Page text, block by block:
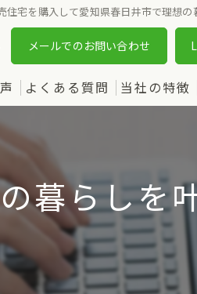
住宅を購入して愛知県春日井市で理想
メールでのお問い合わせ
よくある質問 当社の特徴
土地
新築
中古
暮らしを